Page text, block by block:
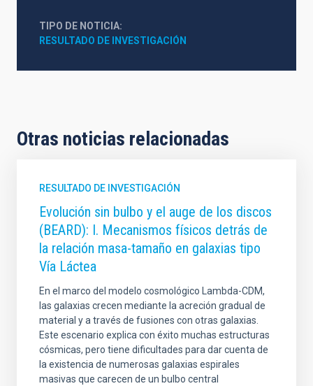
TIPO DE NOTICIA
RESULTADO DE INVESTIGACIÓN
Otras noticias relacionadas
RESULTADO DE INVESTIGACIÓN
Evolución sin bulbo y el auge de los discos
(BEARD): I. Mecanismos físicos detrás de
la relación masa-tamaño en galaxias tipo
Vía Láctea
En el marco del modelo cosmológico Lambda-CDM,
las galaxias crecen mediante la acreción gradual de
material y a través de fusiones con otras galaxias.
Este escenario explica con éxito muchas estructuras
cósmicas, pero tiene dificultades para dar cuenta de
la existencia de numerosas galaxias espirales
masivas que carecen de un bulbo central